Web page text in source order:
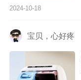
2024-10-18
宝贝，心好疼